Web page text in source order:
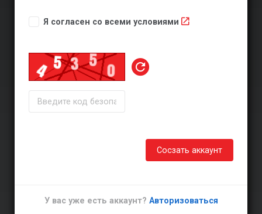
Я согласен со всеми условиями
Сосзать аккаунт
У вас уже есть аккаунт? Авторизоваться